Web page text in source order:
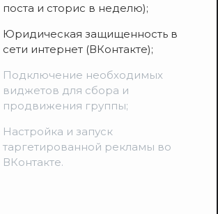
поста и сторис в неделю);
Юридическая защищенность в
сети интернет (ВКонтакте);
Подключение необходимых
виджетов для сбора и
продвижения группы;
Настройка и запуск
таргетированной рекламы во
ВКонтакте.